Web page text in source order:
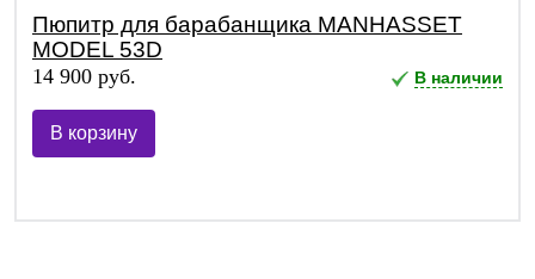
Пюпитр для барабанщика MANHASSET
MODEL 53D
14 900 руб. В наличии
В корзину